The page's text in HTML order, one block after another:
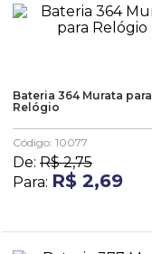
Bateria 364 Murata para
Relógio
Código: 10077
De: R$ 2,75
Para: R$ 2,69